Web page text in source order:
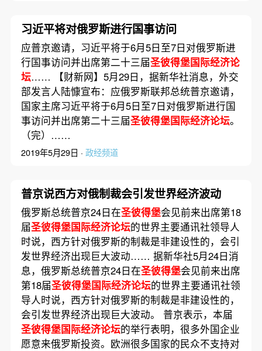
习近平将对俄罗斯进行国事访问
应普京邀请，习近平将于6月5日至7日对俄罗斯进
行国事访问并出席第二十三届圣彼得堡国际经济论
坛…… 【财新网】5月29日，据新华社消息，外交
部发言人陆慷宣布：应俄罗斯联邦总统普京邀请，
国家主席习近平将于6月5日至7日对俄罗斯进行国
事访问并出席第二十三届圣彼得堡国际经济论坛。
（完）……
2019年5月29日 · 政经频道
普京说西方对俄制裁会引发世界经济波动
俄罗斯总统普京24日在圣彼得堡会见前来出席第18
届圣彼得堡国际经济论坛的世界主要通讯社领导人
时说，西方针对俄罗斯的制裁是非建设性的，会引
发世界经济出现巨大波动…… 据新华社5月24日消
息，俄罗斯总统普京24日在圣彼得堡会见前来出席
第18届圣彼得堡国际经济论坛的世界主要通讯社领
导人时说，西方针对俄罗斯的制裁是非建设性的，
会引发世界经济出现巨大波动。 普京表示，本届
圣彼得堡国际经济论坛的举行表明，很多外国企业
愿意来俄罗斯投资。欧洲很多国家的民众不支持对